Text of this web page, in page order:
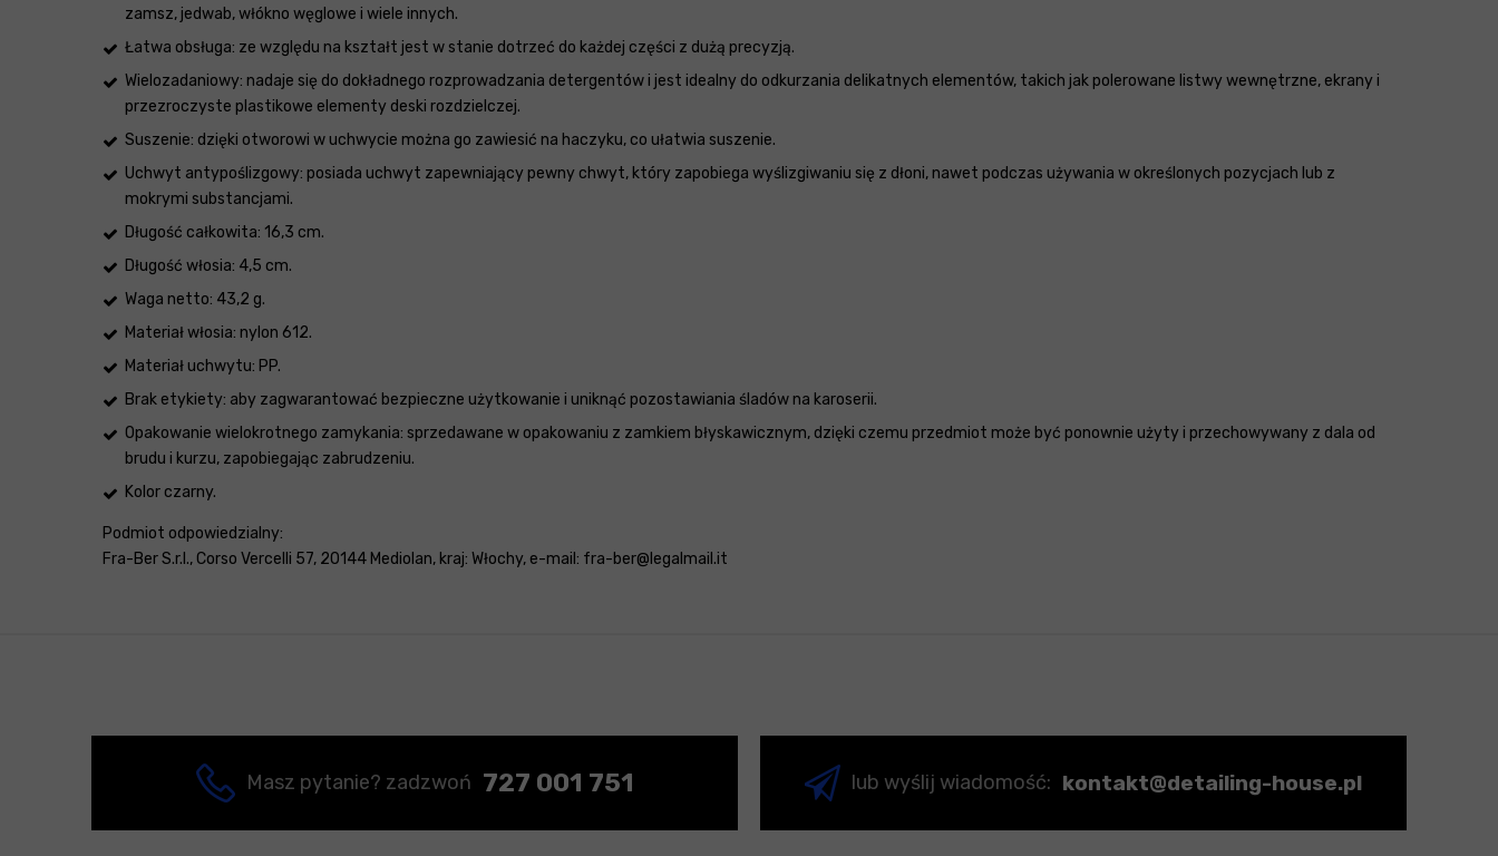
zamsz, jedwab, włókno węglowe i wiele innych.
Łatwa obsługa: ze względu na kształt jest w stanie dotrzeć do każdej części z dużą precyzją.
Wielozadaniowy: nadaje się do dokładnego rozprowadzania detergentów i jest idealny do odkurzania delikatnych elementów, takich jak polerowane listwy wewnętrzne, ekrany i
przezroczyste plastikowe elementy deski rozdzielczej.
Suszenie: dzięki otworowi w uchwycie można go zawiesić na haczyku, co ułatwia suszenie.
Uchwyt antypoślizgowy: posiada uchwyt zapewniający pewny chwyt, który zapobiega wyślizgiwaniu się z dłoni, nawet podczas używania w określonych pozycjach lub z
mokrymi substancjami.
Długość całkowita: 16,3 cm.
Długość włosia: 4,5 cm.
Waga netto: 43,2 g.
Materiał włosia: nylon 612.
Materiał uchwytu: PP.
Brak etykiety: aby zagwarantować bezpieczne użytkowanie i uniknąć pozostawiania śladów na karoserii.
Opakowanie wielokrotnego zamykania: sprzedawane w opakowaniu z zamkiem błyskawicznym, dzięki czemu przedmiot może być ponownie użyty i przechowywany z dala od
brudu i kurzu, zapobiegając zabrudzeniu.
Kolor czarny.
Podmiot odpowiedzialny:
Fra-Ber S.r.l., Corso Vercelli 57, 20144 Mediolan, kraj: Włochy, e-mail: fra-ber@legalmail.it
Masz pytanie? zadzwoń 727 001 751 lub wyślij wiadomość: kontakt@detailing-house.pl